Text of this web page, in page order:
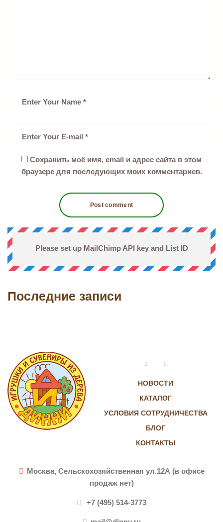
Сохранить моё имя, email и адрес сайта в этом
браузере для последующих моих комментариев.
Please set up MailChimp API key and List ID
Последние записи
НОВОСТИ
КАТАЛОГ
УСЛОВИЯ СОТРУДНИЧЕСТВА
БЛОГ
КОНТАКТЫ
VkontakteInstagram
Москва, Сельскохозяйственная ул.12А (в офисе
продаж нет)
+7 (495) 514-3773